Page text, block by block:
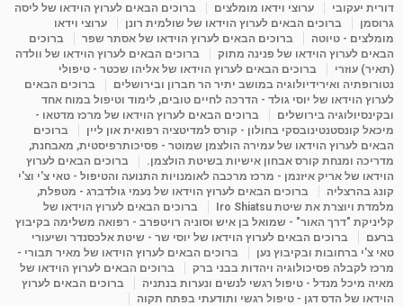
09:12
מאת admin 11 שנים 3,644 צפיות
פנינה מתוק - מרכז "נתיב הלב" בהרצליה-
מדיטציה-התחדשות
Shahar-vod
דורית יעקובי
ערוצי וידאו מומלצים
ברוכים הבאים לערוץ הוידאו של ליסה
גרוסמן
ברוכים הבאים לערוץ הוידאו של שולמית רונן
ערוצי וידאו
מומלצים - טיוטה
ברוכים הבאים לערוץ הוידאו של אסתר שפר
ברוכים
הבאים לערוץ הוידאו של פנינה מתוק
ברוכים הבאים לערוץ הוידאו של וולדה
(תאיר) עוזרי
ברוכים הבאים לערוץ הוידאו של אליהו שכטר - טיפולי
נטורופתיה ואירידיולוגיה במושב יתיר הר חברון ובירושלים
ברוכים הבאים
לערוץ הוידאו של יוסי גולד - הדרכה לחיים טובים, לימוד וטיפול במוח אחד
ובקינסיולוגיה בירושלים
ברוכים הבאים לערוץ הוידאו של מרכז מדטאו -
מיכאל קונסטנטינובסקי בחולון - קורס למדיטציה רפואית און ליין
ברוכים
הבאים לערוץ הוידאו של עמירה הולצמן שמוטר - פסיכותרפיסטית, מאבחנת,
מדריכה ומנחת קורס אבחון אישיות בשיטת הולצמן.
ברוכים הבאים לערוץ
הוידאו של אריק איזנמן - מרכז מרכבה לאומנויות התנועה והטיפול - טאי צ'י וצ'י
קונג בהרצליה
ברוכים הבאים לערוץ הוידאו של נעמי גולדברג - מטפלת,
מלמדת ויוצרת את שיטת Iro Shiatsu
ברוכים הבאים לערוץ הוידאו של
קליניקת "דרך האור" - שמואל בן איש וסוניה רויטפרב - רפואה משלימה בקיבוץ
ברעם
ברוכים הבאים לערוץ הוידאו של יוסי שר - שיטת אלכסנדר ושיעורי
טאי צ'י ברחובות ובקיבוץ נען
ברוכים הבאים לערוץ הוידאו של מאיר תבורי -
מרכז לקבלה פסיכולוגיה ויהדות בבני ברק
ברוכים הבאים לערוץ הוידאו של
מאיה מיכל מנדל - טיפול רגשי לנשים ונערות בנתניה
ברוכים הבאים לערוץ
הוידאו של הדס דגן - טיפול רגשי ותודעתי בפתח תקוה